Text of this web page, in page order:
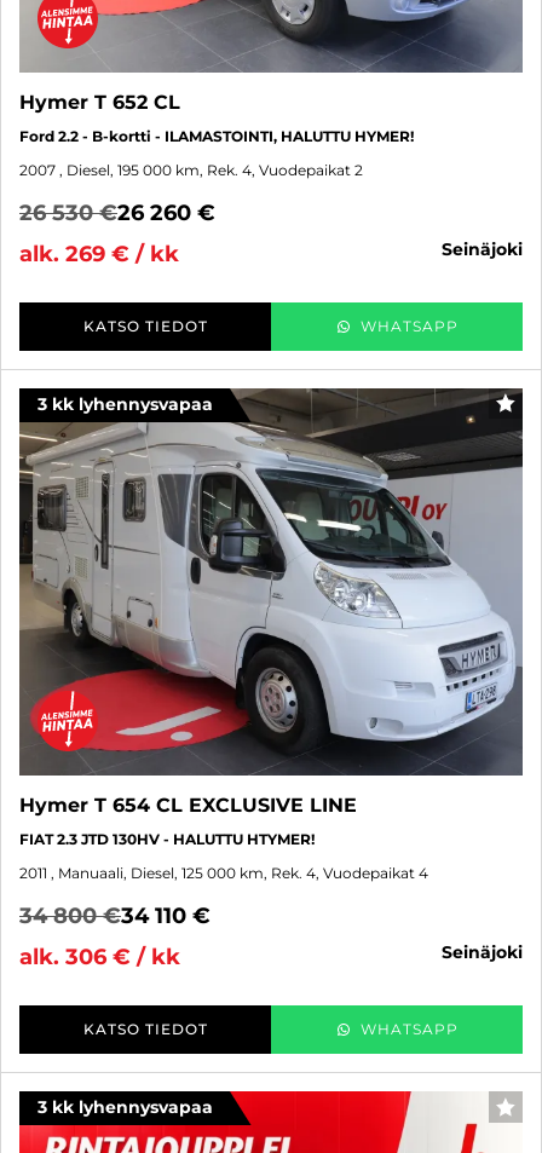
Hymer T 652 CL
Ford 2.2 - B-kortti - ILAMASTOINTI, HALUTTU HYMER!
2007 , Diesel, 195 000 km, Rek. 4, Vuodepaikat 2
26 530 €26 260 €
alk. 269 € / kk
seinäjoki
KATSO TIEDOT WHATSAPP
3 kk lyhennysvapaa
Hymer T 654 CL EXCLUSIVE LINE
FIAT 2.3 JTD 130HV - HALUTTU HTYMER!
2011 , Manuaali, Diesel, 125 000 km, Rek. 4, Vuodepaikat 4
34 800 €34 110 €
alk. 306 € / kk
seinäjoki
KATSO TIEDOT WHATSAPP
3 kk lyhennysvapaa